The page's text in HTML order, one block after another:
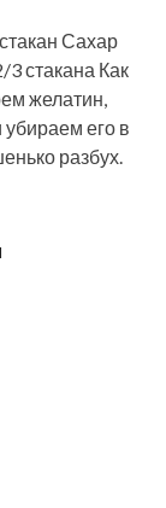
Сахар
стакана Как
желатин,
его в
разбух.